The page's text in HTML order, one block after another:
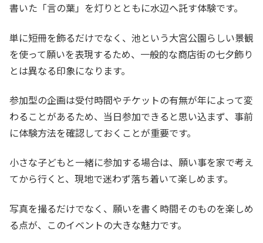
書いた「言の葉」を灯りとともに水辺へ託す体験です。
単に短冊を飾るだけでなく、池という大宮公園らしい景観
を使って願いを表現するため、一般的な商店街の七夕飾り
とは異なる印象になります。
参加型の企画は受付時間やチケットの有無が年によって変
わることがあるため、当日参加できると思い込まず、事前
に体験方法を確認しておくことが重要です。
小さな子どもと一緒に参加する場合は、願い事を家で考え
てから行くと、現地で迷わず落ち着いて楽しめます。
写真を撮るだけでなく、願いを書く時間そのものを楽しめ
る点が、このイベントの大きな魅力です。